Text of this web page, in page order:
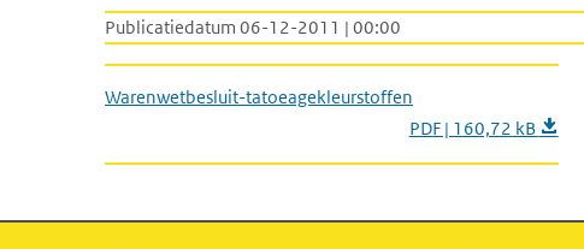
Publicatiedatum 06-12-2011 | 00:00
Warenwetbesluit-tatoeagekleurstoffen
PDF | 160,72 kB